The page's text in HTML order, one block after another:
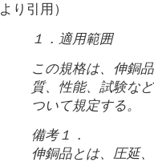
より引用）
１．適用範囲
この規格は、伸銅
質、性能、試験な
ついて規定する。
備考１．
伸銅品とは、圧延